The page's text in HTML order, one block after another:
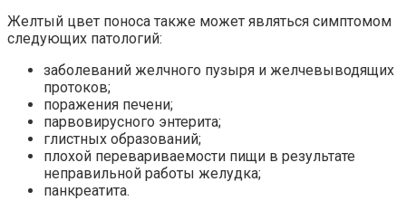
Желтый цвет поноса также может являться симптомом
следующих патологий:
заболеваний желчного пузыря и желчевыводящих
протоков;
поражения печени;
парвовирусного энтерита;
глистных образований;
плохой перевариваемости пищи в результате
неправильной работы желудка;
панкреатита.